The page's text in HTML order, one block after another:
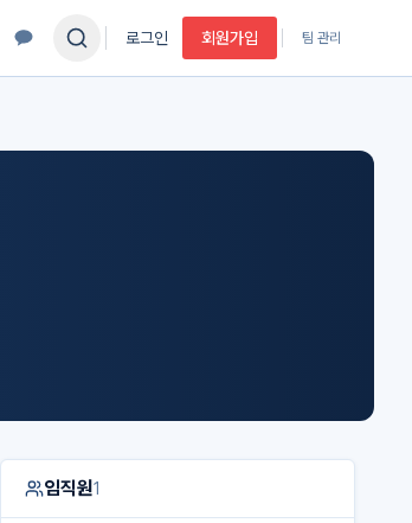
로그인 회원가입 팀 관리
임직원1